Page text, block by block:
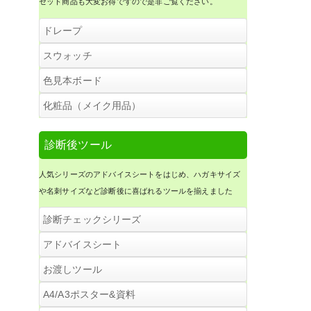
ドレープ
120色ドレープ
32色ドレープ・スターターセット
診断用ケープ
スウォッチ
スウォッチＣ３０・色見本帳
リングスウォッチ
スウォッチミニ
スウォッチＣ７２・色見本帳
１８色スウォッチカード
色見本ボード
カラーブックＷ
カラーボードＳ・キット
A4カラーボード・キット / 完成品
120色小布チップ
化粧品（メイク用品）
診断後ツール
人気シリーズのアドバイスシートをはじめ、ハガキサイズ
や名刺サイズなど診断後に喜ばれるツールを揃えました
診断チェックシリーズ
２つ折り３２色ドレーピングチェ
120色ドレーピングチェックシート
(10枚入)
アドバイスシート
アドバイスシート・メンズ
アドバイスシート・スタンダード
お渡しツール
２つ折り３２色ドレーピングチェ
ックシート（イラスト付き）
A4/A3ポスター&資料